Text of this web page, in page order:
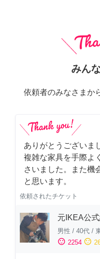
みん
依頼者のみなさまか
ありがとうございま
複雑な家具を手際よ
さいました。また機
と思います。
依頼されたチケット
元IKEA公
男性 / 40代 /
sentiment_satisfied 2254 sentiment_neutral